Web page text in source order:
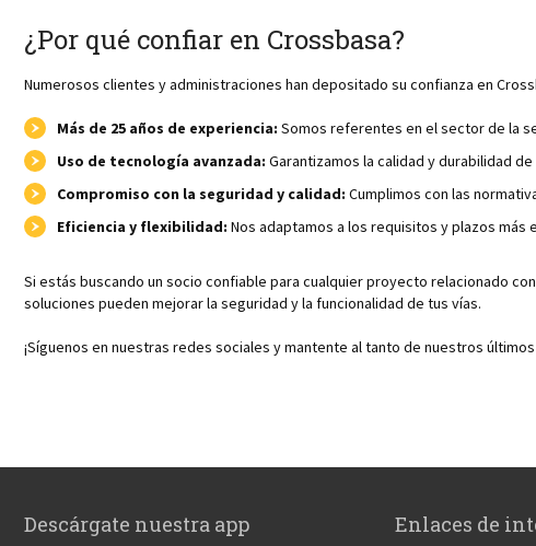
¿Por qué confiar en Crossbasa?
Numerosos clientes y administraciones han depositado su confianza en
Más de 25 años de experiencia: Somos referentes en el sector de la
Uso de tecnología avanzada: Garantizamos la calidad y durabilidad
Compromiso con la seguridad y calidad: Cumplimos con las
Eficiencia y flexibilidad: Nos adaptamos a los requisitos y plazos
Si estás buscando un socio confiable para cualquier proyecto relacionado
soluciones pueden mejorar la seguridad y la funcionalidad de tus vías.
¡Síguenos en nuestras redes sociales y mantente al tanto de nuestros
Descárgate nuestra app Enlaces de